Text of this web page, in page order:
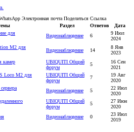
Электронная почта Поделиться Ссылка
Раздел Ответов
Дата
для
Видеонаблюдение 6
9 Июл
2024
M2 для
Видеонаблюдение 14
8 Янв
2023
камер
UBIQUITI Общий
форум
5
16 Сен
2021
Loco M2 для
UBIQUITI Общий
форум
7
19 Авг
2020
Видеонаблюдение 5
22 Июл
2020
UBIQUITI Общий
форум
5
27 Июн
2020
Видеонаблюдение 0
23 Июл
2019